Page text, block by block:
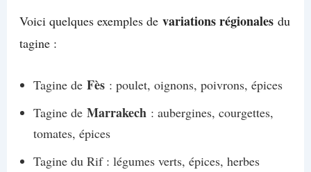
Voici quelques exemples de variations régionalesdu
tagine :
Tagine de Fès: poulet, oignons, poivrons, épices
Tagine de Marrakech : aubergines, courgettes,
tomates, épices
Tagine du Rif : légumes verts, épices, herbes